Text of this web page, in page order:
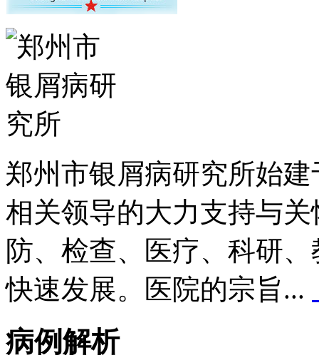
郑州市银屑病研究所始
相关领导的大力支持与
防、检查、医疗、科研
快速发展。医院的宗旨...
病例解析